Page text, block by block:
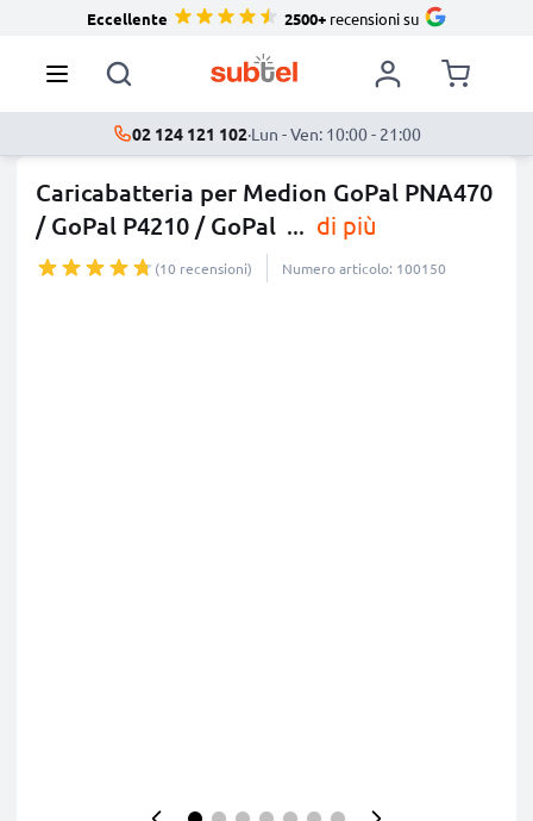
Eccellente 2500+recensioni su
02 124 121 102·Lun - Ven: 10:00 - 21:00
Caricabatteria per Medion GoPal PNA470
/ GoPal P4210 / GoPal ... di più
(10 recensioni) Numero articolo: 100150